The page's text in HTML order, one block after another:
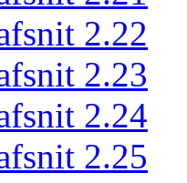
2.22
2.23
2.24
2.25